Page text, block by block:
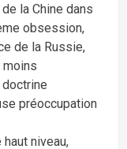
la Chine dans
obsession,
de la Russie,
préoccupation
niveau,